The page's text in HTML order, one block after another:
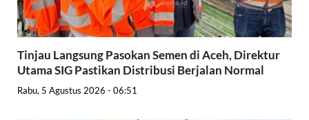
Tinjau Langsung Pasokan Semen di Aceh, Direktur
Utama SIG Pastikan Distribusi Berjalan Normal
Rabu, 5 Agustus 2026 - 06:51